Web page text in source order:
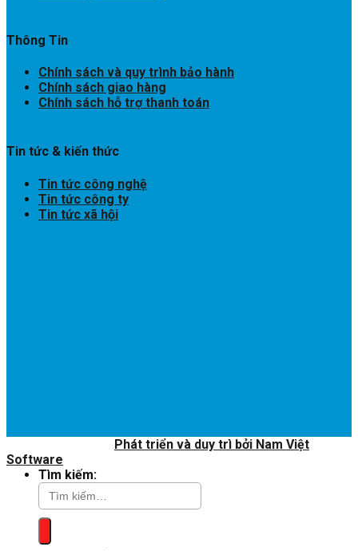
Thông Tin
Chính sách và quy trình bảo hành
Chính sách giao hàng
Chính sách hỗ trợ thanh toán
Tin tức & kiến thức
Tin tức công nghệ
Tin tức công ty
Tin tức xã hội
Phát triển và duy trì bởi Nam Việt
Software
Tìm kiếm: